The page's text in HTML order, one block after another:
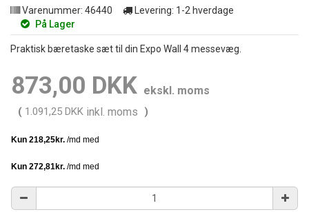
Varenummer: 46440 Levering: 1-2 hverdage
På Lager
Praktisk bæretaske sæt til din Expo Wall 4 messevæg.
873,00 DKK ekskl. moms
( 1.091,25 DKK inkl. moms )